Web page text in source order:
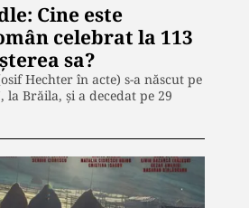
Cine este
celebrat la 113
sa?
Hechter în acte) s-a născut pe
la Brăila, și a decedat pe 29